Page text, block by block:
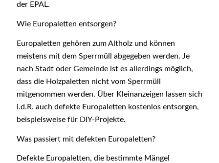
der EPAL.
Wie Europaletten entsorgen?
Europaletten gehören zum Altholz und können
meistens mit dem Sperrmüll abgegeben werden. Je
nach Stadt oder Gemeinde ist es allerdings möglich,
dass die Holzpaletten nicht vom Sperrmüll
mitgenommen werden. Über Kleinanzeigen lassen sich
i.d.R. auch defekte Europaletten kostenlos entsorgen,
beispielsweise für DIY-Projekte.
Was passiert mit defekten Europaletten?
Defekte Europaletten, die bestimmte Mängel